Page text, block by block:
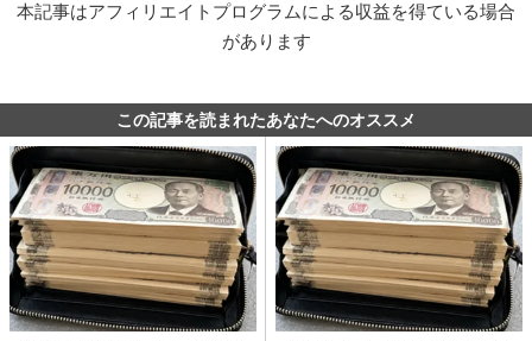
本記事はアフィリエイトプログラムによる収益を得ている場合
があります
この記事を読まれたあなたへのオススメ